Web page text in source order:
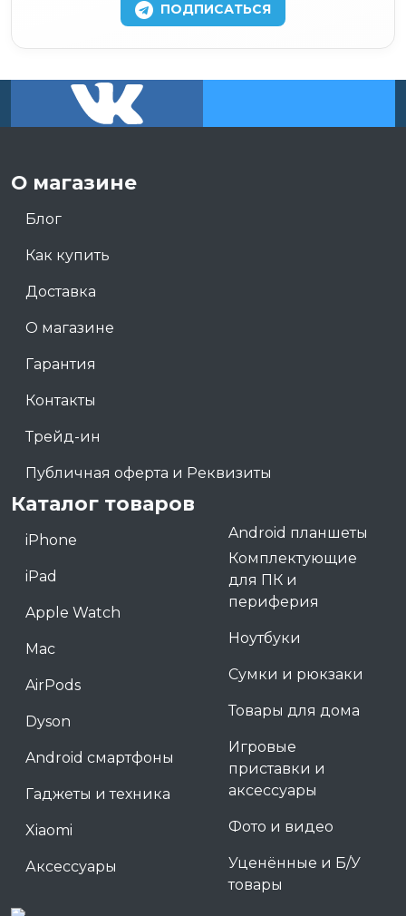
ПОДПИСАТЬСЯ
О магазине
Блог
Как купить
Доставка
О магазине
Гарантия
Контакты
Трейд-ин
Публичная оферта и Реквизиты
Каталог товаров
iPhone
iPad
Apple Watch
Mac
AirPods
Dyson
Android смартфоны
Гаджеты и техника
Xiaomi
Аксессуары
Android планшеты
Комплектующие
для ПК и
периферия
Ноутбуки
Сумки и рюкзаки
Товары для дома
Игровые
приставки и
аксессуары
Фото и видео
Уценённые и Б/У
товары